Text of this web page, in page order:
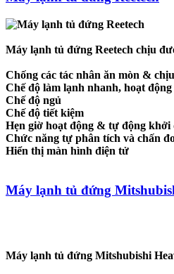
Máy lạnh tủ đứng Reetech chịu
Chống các tác nhân ăn mòn &
Chế độ làm lạnh nhanh, hoạt
Chế độ ngủ
Chế độ tiết kiệm
Hẹn giờ hoạt động & tự động khởi
Chức năng tự phân tích và chấn
Hiển thị màn hình điện tử
Máy lạnh tủ đứng
Máy lạnh tủ đứng Mitshubishi